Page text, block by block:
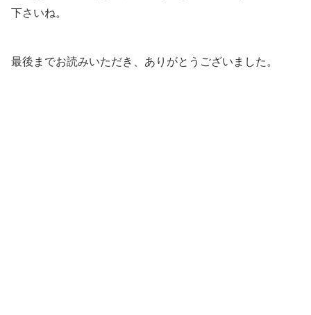
下さいね。
最後までお読みいただき、ありがとうございました。